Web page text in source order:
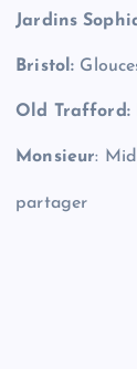
Jardins
Bristol:
Old Trafford:
Monsieur:
partager